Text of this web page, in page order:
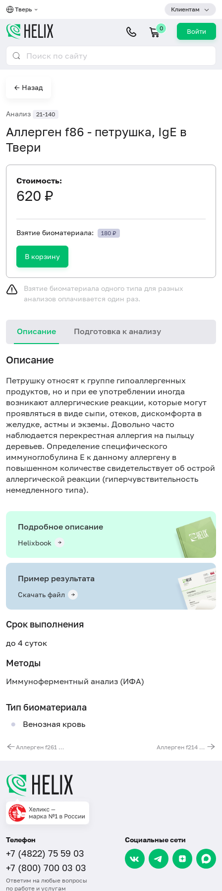
Тверь Клиентам
0 Войти
← Назад
Анализ 21-140
Аллерген f86 - петрушка, IgE в
Твери
Стоимость:
620 ₽
Взятие биоматериала: 180 ₽
В корзину
Взятие биоматериала одного типа для разных
анализов оплачивается один раз.
Описание Подготовка к анализу
Описание
Петрушку относят к группе гипоаллергенных
продуктов, но и при ее употреблении иногда
возникают аллергические реакции, которые могут
проявляться в виде сыпи, отеков, дискомфорта в
желудке, астмы и экземы. Довольно часто
наблюдается перекрестная аллергия на пыльцу
деревьев. Определение специфического
иммуноглобулина Е к данному аллергену в
повышенном количестве свидетельствует об острой
аллергической реакции (гиперчувствительность
немедленного типа).
Подробное описание
Helixbook
Пример результата
Скачать файл
Срок выполнения
до 4 суток
Методы
Иммуноферментный анализ (ИФА)
Тип биоматериала
Венозная кровь
Аллерген f261 - спаржа, IgE Аллерген f214 - шпинат, IgE
Телефон
+7 (4822) 75 59 03
+7 (800) 700 03 03
Ответим на любые вопросы
по работе и услугам
Социальные сети